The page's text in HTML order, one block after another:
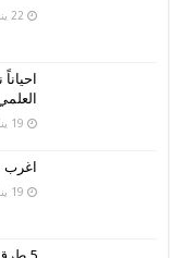
22 يناير، 2019
19 يناير، 2019
اغرب
19 يناير، 2019